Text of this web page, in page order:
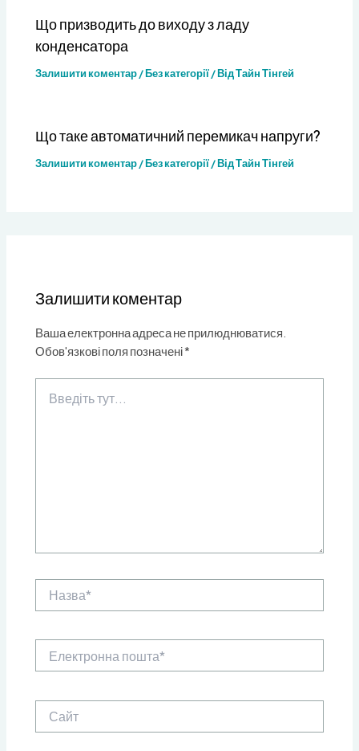
Що призводить до виходу з ладу
конденсатора
Залишити коментар/Без категорії/ ВідТайн Тінгей
Що таке автоматичний перемикач напруги?
Залишити коментар/Без категорії/ ВідТайн Тінгей
Залишити коментар
Ваша електронна адреса не прилюднюватися.
Обов'язкові поля позначені*
тут...
пошта*